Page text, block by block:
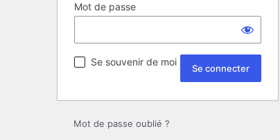
Mot de passe
Se souvenir de moi
Mot de passe oublié ?